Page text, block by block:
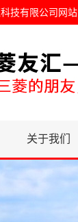
科技有限公司网站
关于我们